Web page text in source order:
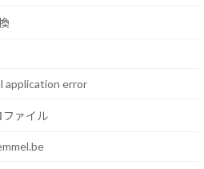
application error
ファイル